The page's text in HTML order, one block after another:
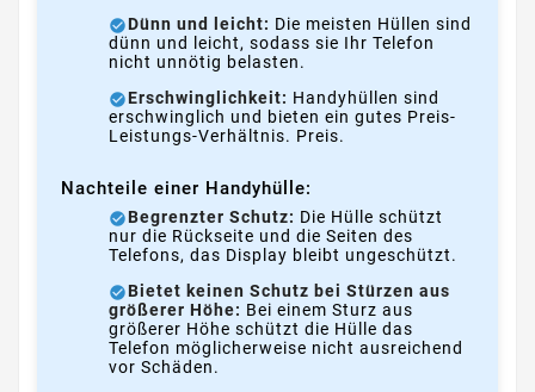
Dünn und leicht: Die meisten Hüllen sind
dünn und leicht, sodass sie Ihr Telefon
nicht unnötig belasten.
Erschwinglichkeit: Handyhüllen sind
erschwinglich und bieten ein gutes Preis-
Leistungs-Verhältnis. Preis.
Nachteile einer Handyhülle:
Begrenzter Schutz: Die Hülle schützt
nur die Rückseite und die Seiten des
Telefons, das Display bleibt ungeschützt.
Bietet keinen Schutz bei Stürzen aus
größerer Höhe: Bei einem Sturz aus
größerer Höhe schützt die Hülle das
Telefon möglicherweise nicht ausreichend
vor Schäden.